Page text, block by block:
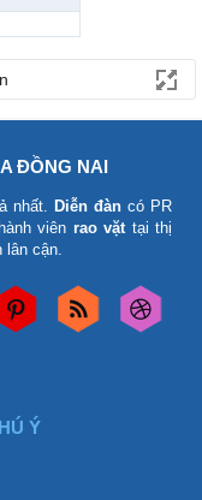
ĐỒNG NAI
nhất. Diễn đàn có PR
viên rao vặttại thị
lân cận.
Ý